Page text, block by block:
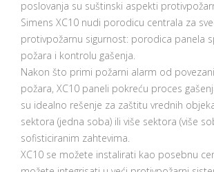
poslovanja su suštinski aspekti
Simens XC10 nudi porodicu centrala za
protivpožarnu sigurnost: porodica panela
požara i kontrolu gašenja.
Nakon što primi požarni alarm od
požara, XC10 paneli pokreću proces
su idealno rešenje za zaštitu vrednih
sektora (jedna soba) ili više sektora (više
sofisticiranim zahtevima.
XC10 se možete instalirati kao posebnu